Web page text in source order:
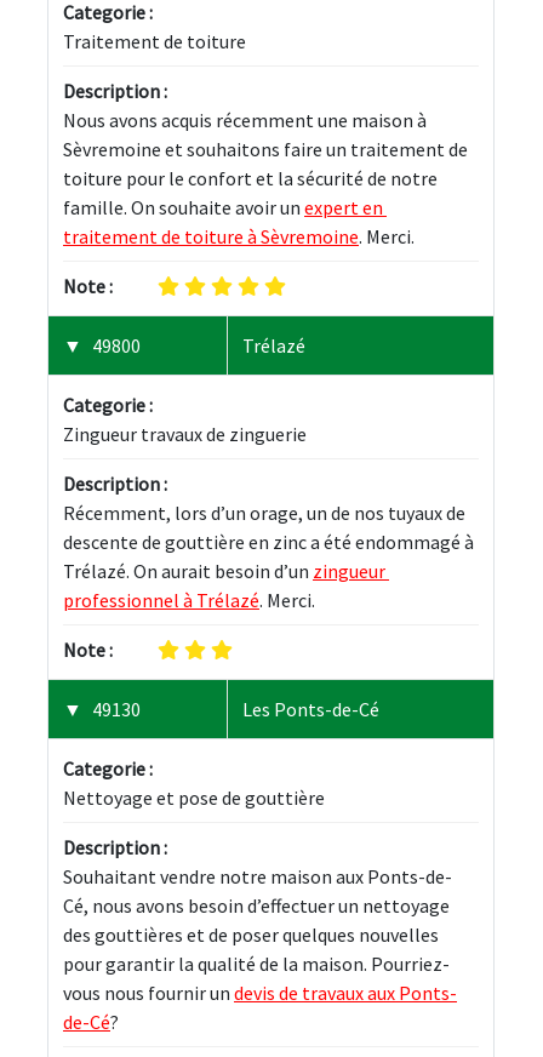
Categorie :
Traitement de toiture
Description :
Nous avons acquis récemment une maison à
Sèvremoine et souhaitons faire un traitement de
toiture pour le confort et la sécurité de notre
famille. On souhaite avoir un expert en
traitement de toiture à Sèvremoine. Merci.
Note :
49800 Trélazé
Categorie :
Zingueur travaux de zinguerie
Description :
Récemment, lors d’un orage, un de nos tuyaux de
descente de gouttière en zinc a été endommagé à
Trélazé. On aurait besoin d’un zingueur
professionnel à Trélazé. Merci.
Note :
49130 Les Ponts-de-Cé
Categorie :
Nettoyage et pose de gouttière
Description :
Souhaitant vendre notre maison aux Ponts-de-
Cé, nous avons besoin d’effectuer un nettoyage
des gouttières et de poser quelques nouvelles
pour garantir la qualité de la maison. Pourriez-
vous nous fournir un devis de travaux aux Ponts-
de-Cé?